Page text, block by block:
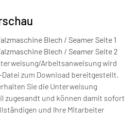
Blech / Seamer Seite 1
Blech / Seamer Seite 2
Arbeitsanweisung wird
Datei zum Download bereitgestellt.
Sie die Unterweisung
zugesandt und können damit sofort
und Ihre Mitarbeiter